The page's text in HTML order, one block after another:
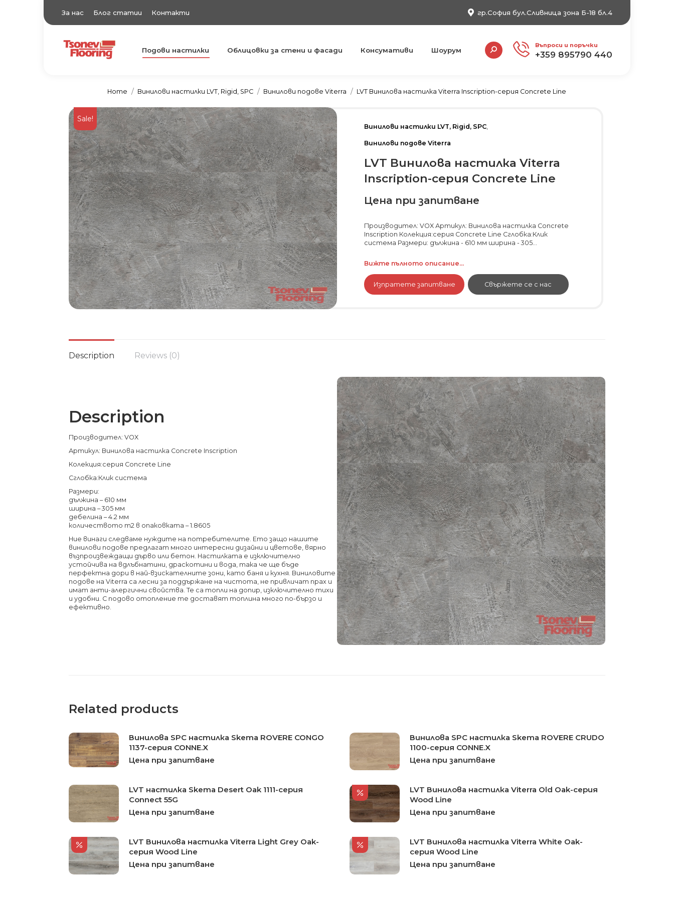
За нас Блог статии Контакти гр.София бул.Сливница зона Б-18 бл.4
TsonevFlooring
Подови настилки Подови настилки Облицовки за стени и фасади Консумативи Шоурум
Search: Въпроси и поръчки
+359 895790 440
You are here:
Home Винилови настилки LVT, Rigid, SPC Винилови подове Viterra LVT Винилова настилка Viterra Inscription-серия Concrete Line
Sale!
Винилови настилки LVT, Rigid, SPC,
Винилови подове Viterra
LVT Винилова настилка Viterra
Inscription-серия Concrete Line
Цена при запитване
Производител: VOX Артикул: Винилова настилка Concrete
Inscription Колекция:серия Concrete Line Сглобка:Клик
система Размери: дължина - 610 мм ширина - 305...
Вижте пълното описание...
Изпратете запитване Свържете се с нас
Description Reviews (0)
Description
Производител: VOX
Артикул: Винилова настилка Concrete Inscription
Колекция:серия Concrete Line
Сглобка:Клик система
Размери:
дължина – 610 мм
ширина – 305 мм
дебелина – 4.2 мм
количеството m2 в опаковката – 1.8605
Ние винаги следваме нуждите на потребителите. Ето защо нашите
винилови подове предлагат много интересни дизайни и цветове, вярно
възпроизвеждащи дърво или бетон. Настилката е изключително
устойчива на вдлъбнатини, драскотини и вода, така че ще бъде
перфектна дори в най-взискателните зони, като баня и кухня. Виниловите
подове на Viterra са лесни за поддържане на чистота, не привличат прах и
имат анти-алергични свойства. Те са топли на допир, изключително тихи
и удобни. С подово отопление те доставят топлина много по-бързо и
ефективно.
Related products
Винилова SPC настилка Skema ROVERE CONGO
1137-серия CONNE.X
Цена при запитване
Винилова SPC настилка Skema ROVERE CRUDO
1100-серия CONNE.X
Цена при запитване
LVT настилка Skema Desert Oak 1111-серия
Connect 55G
Цена при запитване
LVT Винилова настилка Viterra Old Oak-серия
Wood Line
Цена при запитване
LVT Винилова настилка Viterra Light Grey Oak-
серия Wood Line
Цена при запитване
LVT Винилова настилка Viterra White Oak-
серия Wood Line
Цена при запитване